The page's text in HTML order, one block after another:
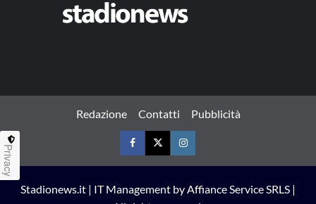
Redazione Contatti Pubblicità
FacebookTwitterInstagram
Stadionews.it | IT Management by Affiance Service SRLS |
Privacy